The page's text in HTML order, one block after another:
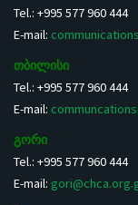
Tel.: +995 577 960 444
E-mail:
თბილისი
Tel.: +995 577 960 444
E-mail:
გორი
Tel.: +995 577 960 444
E-mail: